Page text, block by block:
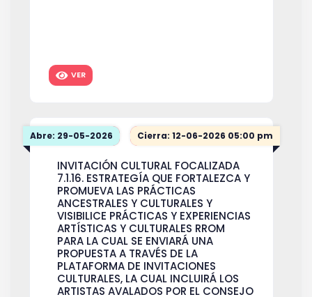
VER
Abre: 29-05-2026 Cierra: 12-06-2026 05:00 pm
INVITACIÓN CULTURAL FOCALIZADA
7.1.16. ESTRATEGÍA QUE FORTALEZCA Y
PROMUEVA LAS PRÁCTICAS
ANCESTRALES Y CULTURALES Y
VISIBILICE PRÁCTICAS Y EXPERIENCIAS
ARTÍSTICAS Y CULTURALES RROM
PARA LA CUAL SE ENVIARÁ UNA
PROPUESTA A TRAVÉS DE LA
PLATAFORMA DE INVITACIONES
CULTURALES, LA CUAL INCLUIRÁ LOS
ARTISTAS AVALADOS POR EL CONSEJO